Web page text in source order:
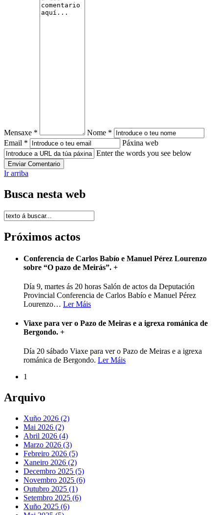
Mensaxe *
Nome *
Email *
Páxina web
Enter the words you see below
Ir arriba
Busca nesta web
Próximos actos
Conferencia de Carlos Babío e Manuel Pérez Lourenzo
sobre “O pazo de Meirás”. +
Día 9, martes ás 20 horas Salón de actos da Deputación
Provincial Conferencia de Carlos Babío e Manuel Pérez
Lourenzo… Ler Máis
Viaxe para ver o Pazo de Meiras e a igrexa románica de
Bergondo. +
Día 20 sábado Viaxe para ver o Pazo de Meiras e a igrexa
románica de Bergondo. Ler Máis
1
Arquivo
Xuño 2026 (2)
Mai 2026 (2)
Abril 2026 (4)
Marzo 2026 (3)
Febreiro 2026 (5)
Xaneiro 2026 (2)
Decembro 2025 (5)
Novembro 2025 (6)
Outubro 2025 (1)
Setembro 2025 (6)
Xuño 2025 (6)